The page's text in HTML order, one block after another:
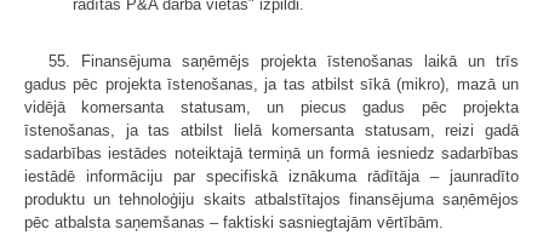
radītās P&A darba vietas" izpildi.
55. Finansējuma saņēmējs projekta īstenošanas laikā un trīs
gadus pēc projekta īstenošanas, ja tas atbilst sīkā (mikro), mazā un
vidējā komersanta statusam, un piecus gadus pēc projekta
īstenošanas, ja tas atbilst lielā komersanta statusam, reizi gadā
sadarbības iestādes noteiktajā termiņā un formā iesniedz sadarbības
iestādē informāciju par specifiskā iznākuma rādītāja – jaunradīto
produktu un tehnoloģiju skaits atbalstītajos finansējuma saņēmējos
pēc atbalsta saņemšanas – faktiski sasniegtajām vērtībām.